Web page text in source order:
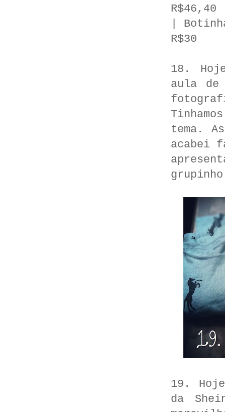
|
R$30
18.
aula de
tema.
acabei
19.
da